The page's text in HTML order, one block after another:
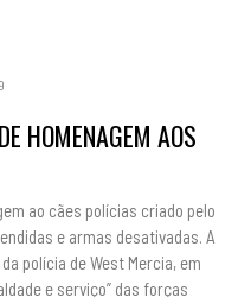
HOMENAGEM AOS
ao cães polícias criado pelo
e armas desativadas. A
polícia de West Mercia, em
e serviço” das forças